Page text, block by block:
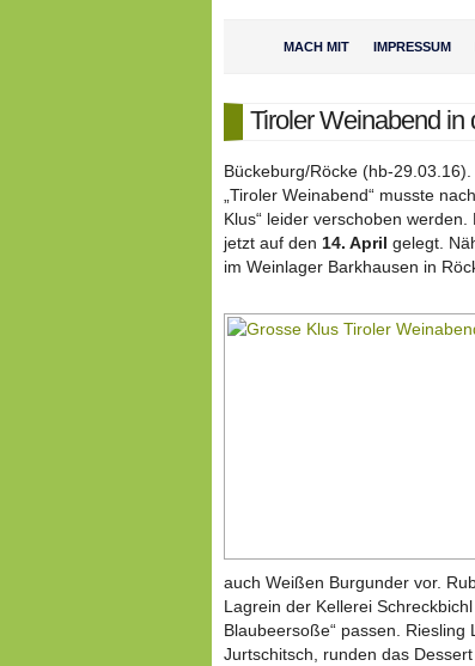
MACH MIT IMPRESSUM
Tiroler Weinabend in
Bückeburg/Röcke (hb-
„Tiroler Weinabend“ musste
Klus“ leider verschoben
jetzt auf den 14. April gelegt.
im Weinlager Barkhausen in
auch Weißen Burgunder vor.
Lagrein der Kellerei
Blaubeersoße“ passen.
Jurtschitsch, runden das